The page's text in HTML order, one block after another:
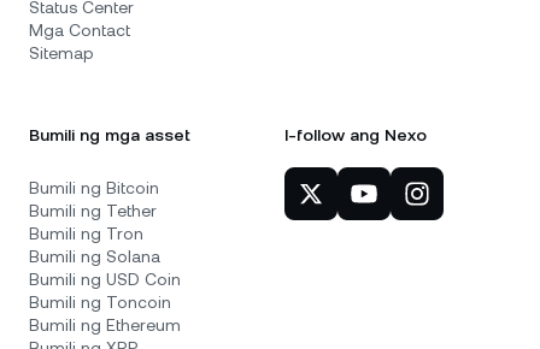
Status Center
Mga Contact
Sitemap
Bumili ng mga asset
Bumili ng Bitcoin
Bumili ng Tether
Bumili ng Tron
Bumili ng Solana
Bumili ng USD Coin
Bumili ng Toncoin
Bumili ng Ethereum
I-follow ang Nexo